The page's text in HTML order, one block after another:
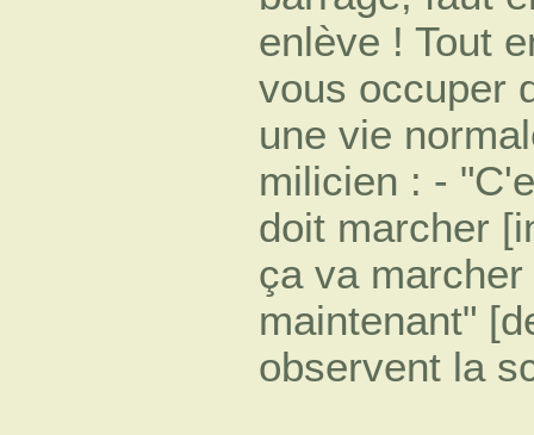
enlève ! Tout
vous occuper
une vie
milicien : -
doit marcher
ça va
maintenant"
observent la